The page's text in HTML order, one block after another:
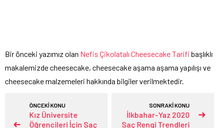
Bir önceki yazımız olan Nefis Çikolatalı Cheesecake Tarifi başlıklı
makalemizde cheesecake, cheesecake aşama aşama yapılışı ve
cheesecake malzemeleri hakkında bilgiler verilmektedir.
ÖNCEKİ KONU
Kız Üniversite
Öğrencileri İçin Saç
SONRAKİ KONU
İlkbahar-Yaz 2020
Saç Rengi Trendleri